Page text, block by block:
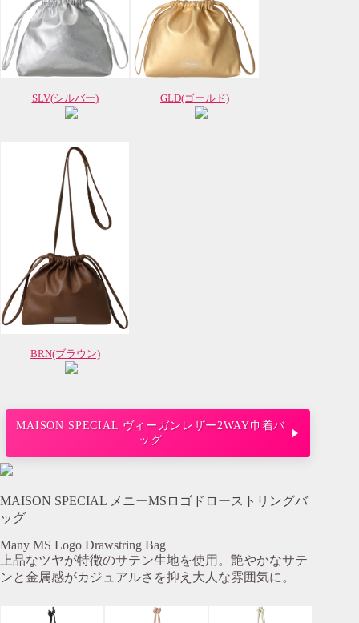
SLV(シルバー) GLD(ゴールド)
BRN(ブラウン)
MAISON SPECIAL ヴィーガンレザー2WAY巾着バ
ッグ
MAISON SPECIAL メニーMSロゴドローストリングバ
ッグ
Many MS Logo Drawstring Bag
上品なツヤが特徴のサテン生地を使用。艶やかなサテ
ンと金属感がカジュアルさを抑え大人な雰囲気に。